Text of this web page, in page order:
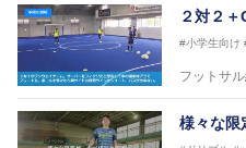
JFA公認A級コー
ットサルB級コー
横山 哲久
【指導歴】
ASV ペスカドー
【資格】
２対２＋
#小学生向け
フットサ
様々な限